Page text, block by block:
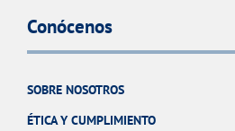
Conócenos
SOBRE NOSOTROS
ÉTICA Y CUMPLIMIENTO